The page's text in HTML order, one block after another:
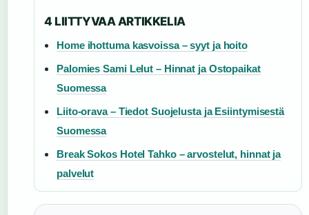
4 LIITTYVAA ARTIKKELIA
Home ihottuma kasvoissa – syyt ja hoito
Palomies Sami Lelut – Hinnat ja Ostopaikat
Suomessa
Liito-orava – Tiedot Suojelusta ja Esiintymisestä
Suomessa
Break Sokos Hotel Tahko – arvostelut, hinnat ja
palvelut